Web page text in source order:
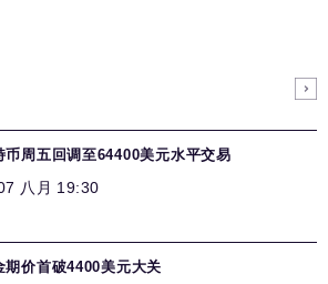
币周五回调至64400美元水平交易
八月 19:30
期价首破4400美元大关